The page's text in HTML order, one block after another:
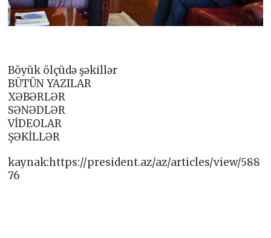
Böyük ölçüdə şəkillər
BÜTÜN YAZILAR
XƏBƏRLƏR
SƏNƏDLƏR
VİDEOLAR
ŞƏKİLLƏR
kaynak:https://president.az/az/articles/view/588
76